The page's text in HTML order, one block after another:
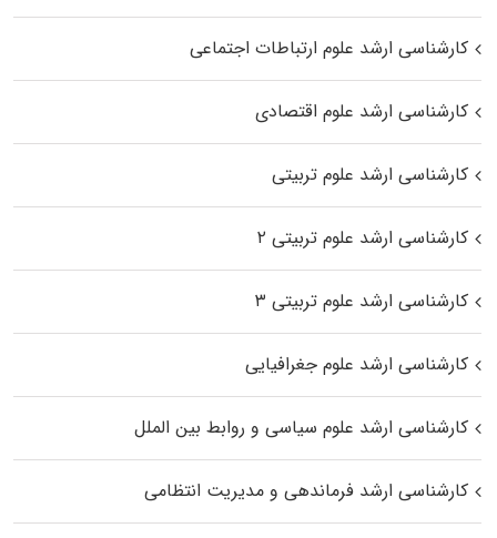
کارشناسی ارشد علوم ارتباطات اجتماعی
کارشناسی ارشد علوم اقتصادی
کارشناسی ارشد علوم تربیتی
کارشناسی ارشد علوم تربیتی ۲
کارشناسی ارشد علوم تربیتی ۳
کارشناسی ارشد علوم جغرافیایی
کارشناسی ارشد علوم سیاسی و روابط بین الملل
کارشناسی ارشد فرماندهی و مدیریت انتظامی